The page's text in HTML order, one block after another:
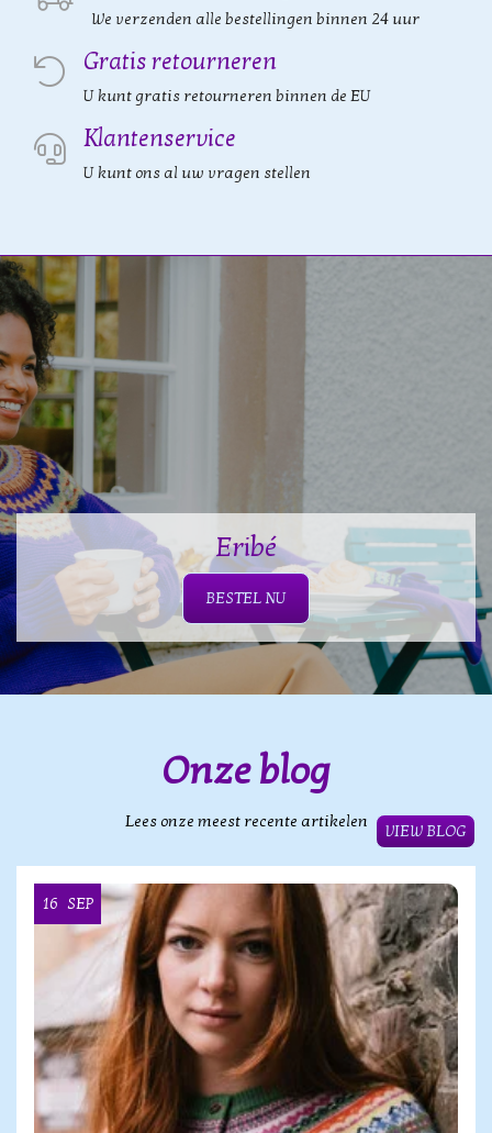
We verzenden alle bestellingen binnen 24 uur
Gratis retourneren
U kunt gratis retourneren binnen de EU
Klantenservice
U kunt ons al uw vragen stellen
Eribé
BESTEL NU
Onze blog
Lees onze meest recente artikelen
VIEW BLOG
16 SEP